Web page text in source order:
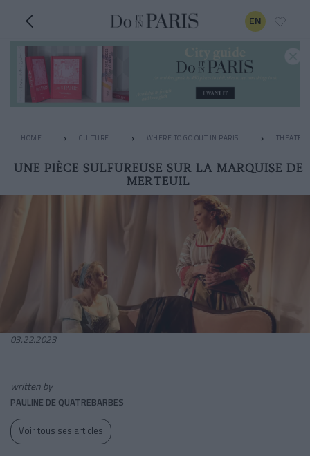
EN
HOME CULTURE WHERE TO GO OUT IN PARIS THEATER
UNE PIÈCE SULFUREUSE SUR LA MARQUISE DE
MERTEUIL
03.22.2023
written by
PAULINE DE QUATREBARBES
Voir tous ses articles